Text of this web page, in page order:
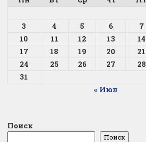
3
4 5 6 7
10
11 12 13 14
17
18 19 20 21
24
25 26 27 28
31
« Июл
Поиск
Поиск